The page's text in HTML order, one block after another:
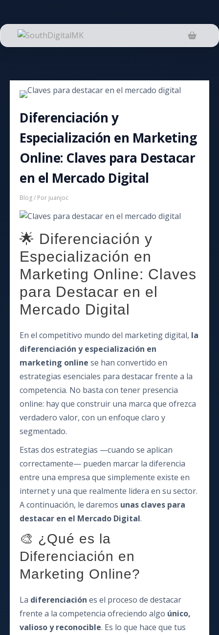
contenido
Diferenciación y
Especialización en Marketing
Online: Claves para Destacar
en el Mercado Digital
Blog/ Por juanjoc
🌟 Diferenciación y
Especialización en
Marketing Online: Claves
para Destacar en el
Mercado Digital
En el competitivo mundo del marketing digital, la
diferenciación y especialización en
marketing online se han convertido en
estrategias esenciales para destacar frente a la
competencia. No basta con tener presencia
online: hay que construir una marca que ofrezca
verdadero valor, con un enfoque claro y
segmentado.
Estas dos estrategias —cuando se aplican
correctamente— pueden marcar la diferencia
entre una empresa que simplemente existe en
internet y una que realmente lidera en su sector.
A continuación, le daremos unas claves para
destacar en el Mercado Digital.
🎨 ¿Qué es la
Diferenciación en
Marketing Online?
La diferenciación es el proceso de destacar
frente a la competencia ofreciendo algo único,
valioso y reconocible. Es lo que hace que tus